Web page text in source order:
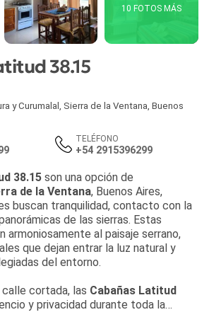
10 FOTOS MÁS
38.15
y Curumalal Sierra de la Ventana Buenos
TELÉFONO
+54 2915396299
38.15 son una opción de
de la Ventana, Buenos Aires,
buscan tranquilidad, contacto con la
de las sierras. Estas
armoniosamente al paisaje serrano,
que dejan entrar la luz natural y
del entorno.
cortada, las Cabañas Latitud
y privacidad durante toda la